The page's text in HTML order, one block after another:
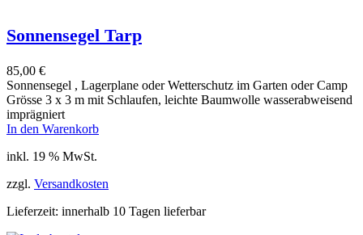
Sonnensegel Tarp
85,00 €
Sonnensegel , Lagerplane oder Wetterschutz im Garten oder Camp
Grösse 3 x 3 m mit Schlaufen, leichte Baumwolle wasserabweisend
imprägniert
In den Warenkorb
inkl. 19 % MwSt.
zzgl. Versandkosten
Lieferzeit: innerhalb 10 Tagen lieferbar